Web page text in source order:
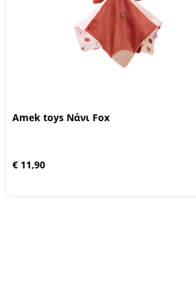
Amek toys Νάνι Fox
€ 11,90